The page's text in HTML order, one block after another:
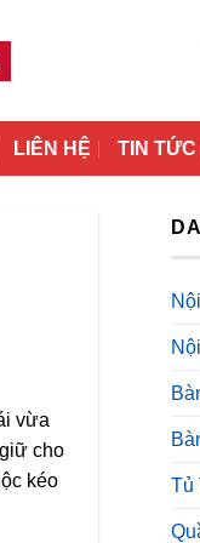
LIÊN HỆ TIN TỨC
vừa
cho
kéo
Tủ